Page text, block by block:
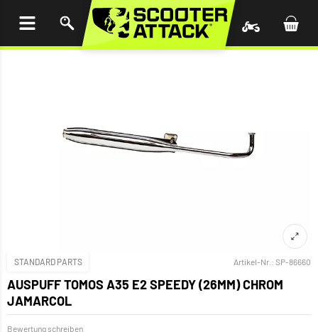
STANDARD PARTS Artikel-Nr.: SP-86660
AUSPUFF TOMOS A35 E2 SPEEDY (26MM) CHROM
JAMARCOL
Bewertung schreiben